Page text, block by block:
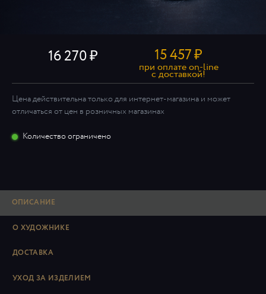
16 270 15 457₽
при оплате on-line
c доставкой!
Цена действительна только для интернет-магазина и может
отличаться от цен в розничных магазинах
Количество ограничено
ОПИСАНИЕ
О ХУДОЖНИКЕ
ДОСТАВКА
УХОД ЗА ИЗДЕЛИЕМ